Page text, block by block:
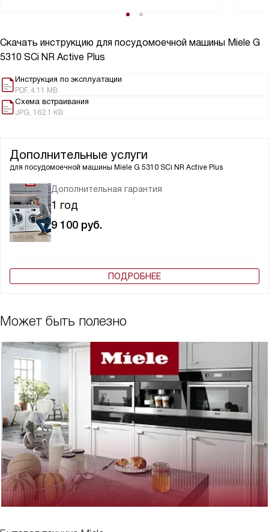
Скачать инструкцию для посудомоечной машины Miele G
5310 SCi NR Active Plus
Инструкция по эксплуатации
PDF, 4.11 MB
Схема встраивания
JPG, 162.1 KB
Дополнительные услуги
для посудомоечной машины Miele G 5310 SCi NR Active Plus
Дополнительная гарантия
1 год
9 100 руб.
ПОДРОБНЕЕ
Может быть полезно